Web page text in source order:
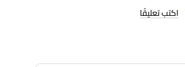
اكتب تعليقًا